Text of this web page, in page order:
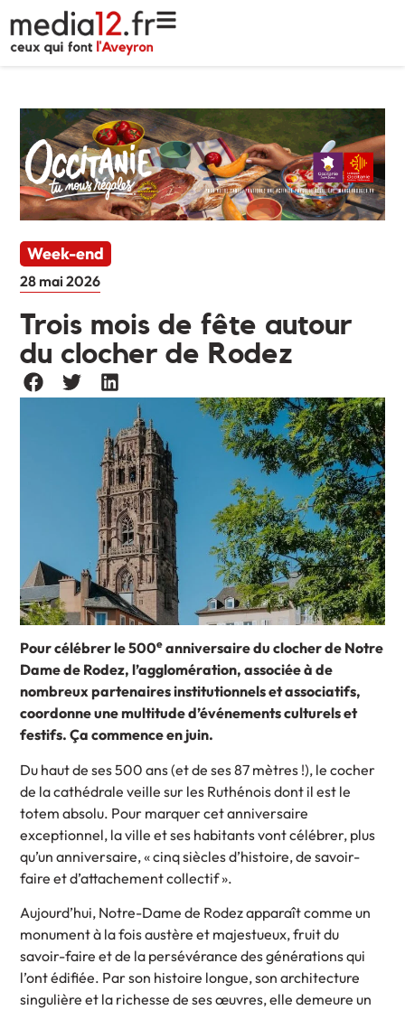
Week-end
28 mai 2026
Trois mois de fête autour
du clocher de Rodez
Pour célébrer le 500e anniversaire du clocher de Notre
Dame de Rodez, l’agglomération, associée à de
nombreux partenaires institutionnels et associatifs,
coordonne une multitude d’événements culturels et
festifs. Ça commence en juin.
Du haut de ses 500 ans (et de ses 87 mètres !), le cocher
de la cathédrale veille sur les Ruthénois dont il est le
totem absolu. Pour marquer cet anniversaire
exceptionnel, la ville et ses habitants vont célébrer, plus
qu’un anniversaire, « cinq siècles d’histoire, de savoir-
faire et d’attachement collectif ».
Aujourd’hui, Notre-Dame de Rodez apparaît comme un
monument à la fois austère et majestueux, fruit du
savoir-faire et de la persévérance des générations qui
l’ont édifiée. Par son histoire longue, son architecture
singulière et la richesse de ses œuvres, elle demeure un